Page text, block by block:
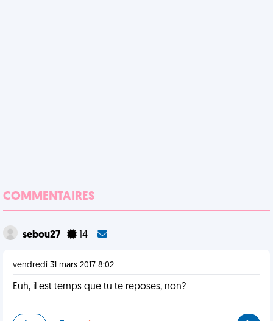
COMMENTAIRES
sebou27 14
vendredi 31 mars 2017 8:02
Euh, il est temps que tu te reposes, non?